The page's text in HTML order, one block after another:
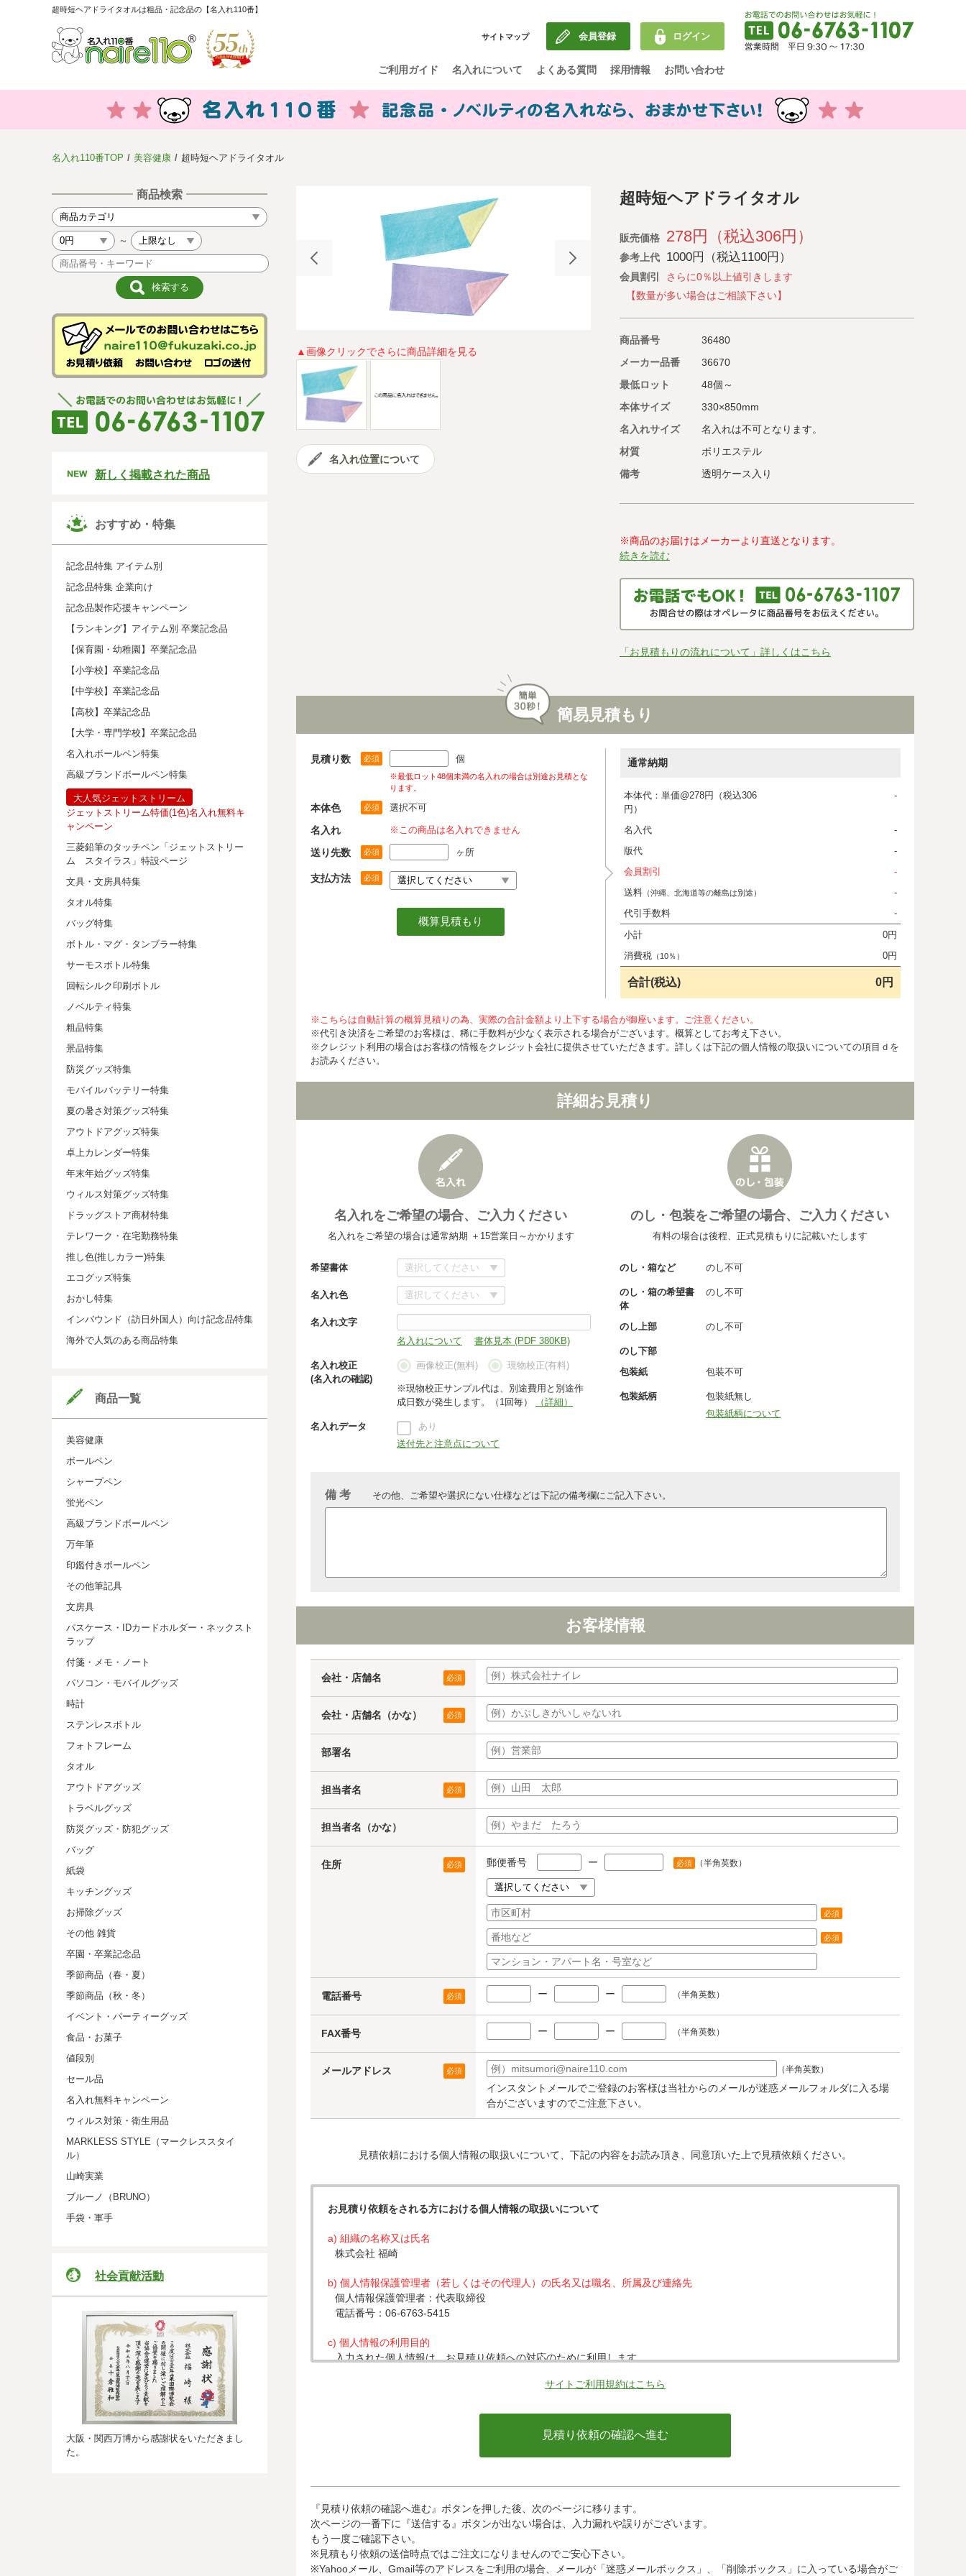
超時短ヘアドライタオルは粗品・記念品の【名入れ110番】
サイトマップ 会員登録 ログイン
ご利用ガイド 名入れについて よくある質問 採用情報 お問い合わせ
名入れ110番TOP 美容健康 超時短ヘアドライタオル
商品検索
～
新しく掲載された商品
おすすめ・特集
記念品特集 アイテム別
記念品特集 企業向け
記念品製作応援キャンペーン
【ランキング】アイテム別 卒業記念品
【保育園・幼稚園】卒業記念品
【小学校】卒業記念品
【中学校】卒業記念品
【高校】卒業記念品
【大学・専門学校】卒業記念品
名入れボールペン特集
高級ブランドボールペン特集
大人気ジェットストリーム
ジェットストリーム特価(1色)名入れ無料キ
ャンペーン
三菱鉛筆のタッチペン「ジェットストリー
ム スタイラス」特設ページ
文具・文房具特集
タオル特集
バッグ特集
ボトル・マグ・タンブラー特集
サーモスボトル特集
回転シルク印刷ボトル
ノベルティ特集
粗品特集
景品特集
防災グッズ特集
モバイルバッテリー特集
夏の暑さ対策グッズ特集
アウトドアグッズ特集
卓上カレンダー特集
年末年始グッズ特集
ウィルス対策グッズ特集
ドラッグストア商材特集
テレワーク・在宅勤務特集
推し色(推しカラー)特集
エコグッズ特集
おかし特集
インバウンド（訪日外国人）向け記念品特集
海外で人気のある商品特集
商品一覧
美容健康
ボールペン
シャープペン
蛍光ペン
高級ブランドボールペン
万年筆
印鑑付きボールペン
その他筆記具
文房具
パスケース・IDカードホルダー・ネックスト
ラップ
付箋・メモ・ノート
パソコン・モバイルグッズ
時計
ステンレスボトル
フォトフレーム
タオル
アウトドアグッズ
トラベルグッズ
防災グッズ・防犯グッズ
バッグ
紙袋
キッチングッズ
お掃除グッズ
その他 雑貨
卒園・卒業記念品
季節商品（春・夏）
季節商品（秋・冬）
イベント・パーティーグッズ
食品・お菓子
値段別
セール品
名入れ無料キャンペーン
ウィルス対策・衛生用品
MARKLESS STYLE（マークレススタイ
ル）
山崎実業
ブルーノ（BRUNO）
手袋・軍手
社会貢献活動
大阪・関西万博から感謝状をいただきまし
た。
▲画像クリックでさらに商品詳細を見る
名入れ位置について
超時短ヘアドライタオル
販売価格 278円（税込306円）
参考上代 1000円（税込1100円）
会員割引
さらに0％以上値引きします
【数量が多い場合はご相談下さい】
商品番号
36480
メーカー品番
36670
最低ロット
48個～
本体サイズ
330×850mm
名入れサイズ
名入れは不可となります。
材質
ポリエステル
備考
透明ケース入り
※商品のお届けはメーカーより直送となります。
続きを読む
「お見積もりの流れについて」詳しくはこちら
簡易見積もり
見積り数 必須 個
※最低ロット48個未満の名入れの場合は別途お見積とな
ります。
本体色 必須 選択不可
名入れ ※この商品は名入れできません
送り先数 必須 ヶ所
支払方法 必須
通常納期
本体代：単価@278円（税込306
円）
-
名入代
-
版代
-
会員割引
-
送料 （沖縄、北海道等の離島は別途）
-
代引手数料
-
小計
0円
消費税 （10％） 0円
合計(税込) 0円
※こちらは自動計算の概算見積りの為、実際の合計金額より上下する場合が御座います。ご注意ください。
※代引き決済をご希望のお客様は、稀に手数料が少なく表示される場合がございます。概算としてお考え下さい。
※クレジット利用の場合はお客様の情報をクレジット会社に提供させていただきます。詳しくは下記の個人情報の取扱いについての項目ｄを
お読みください。
詳細お見積り
名入れをご希望の場合、ご入力ください
名入れをご希望の場合は通常納期 ＋15営業日～かかります
希望書体
名入れ色
名入れ文字
名入れについて
書体見本 (PDF 380KB)
名入れ校正
(名入れの確認)
画像校正(無料) 現物校正(有料)
※現物校正サンプル代は、別途費用と別途作
成日数が発生します。（1回毎）
（詳細）
名入れデータ
あり
送付先と注意点について
のし・包装をご希望の場合、ご入力ください
有料の場合は後程、正式見積もりに記載いたします
のし・箱など のし不可
のし・箱の希望書
体
のし不可
のし上部 のし不可
のし下部
包装紙
包装不可
包装紙柄
包装紙無し
包装紙柄について
備 考 その他、ご希望や選択にない仕様などは下記の備考欄にご記入下さい。
お客様情報
会社・店舗名 必須
会社・店舗名（かな） 必須
部署名
担当者名 必須
担当者名（かな）
住所 必須 郵便番号 ー 必須 （半角英数）
必須
必須
電話番号 必須 ー ー （半角英数）
FAX番号 ー ー （半角英数）
メールアドレス 必須 （半角英数）
インスタントメールでご登録のお客様は当社からのメールが迷惑メールフォルダに入る場
合がございますのでご注意下さい。
見積依頼における個人情報の取扱いについて、下記の内容をお読み頂き、同意頂いた上で見積依頼ください。
お見積り依頼をされる方における個人情報の取扱いについて
a) 組織の名称又は氏名
株式会社 福崎
b) 個人情報保護管理者（若しくはその代理人）の氏名又は職名、所属及び連絡先
個人情報保護管理者：代表取締役
電話番号：06-6763-5415
c) 個人情報の利用目的
入力された個人情報は、お見積り依頼への対応のために利用します。
・クレジットカード会社への情報提供
当社がお客様から収集した以下の個人情報等は、カード発行会社が行う不正利用検知・防止のために、お客様が利用され
ことができないため、以下の個人情報保護措置に関する情報を把握して、ご提供することはできません。
・提供先が所在する外国の名称
・当該国の個人情報保護に関する情報
・発行会社の個人情報保護の措置
なお、個人情報保護委員会のホームページ(https://www.ppc.go.jp/)では、各国における個人情報保護制度に関する情報に
サイトご利用規約はこちら
『見積り依頼の確認へ進む』ボタンを押した後、次のページに移ります。
次ページの一番下に『送信する』ボタンが出ない場合は、入力漏れや誤りがございます。
もう一度ご確認下さい。
※見積もり依頼の送信時点ではご注文になりませんのでご安心下さい。
※Yahooメール、Gmail等のアドレスをご利用の場合、メールが「迷惑メールボックス」、「削除ボックス」に入っている場合がご